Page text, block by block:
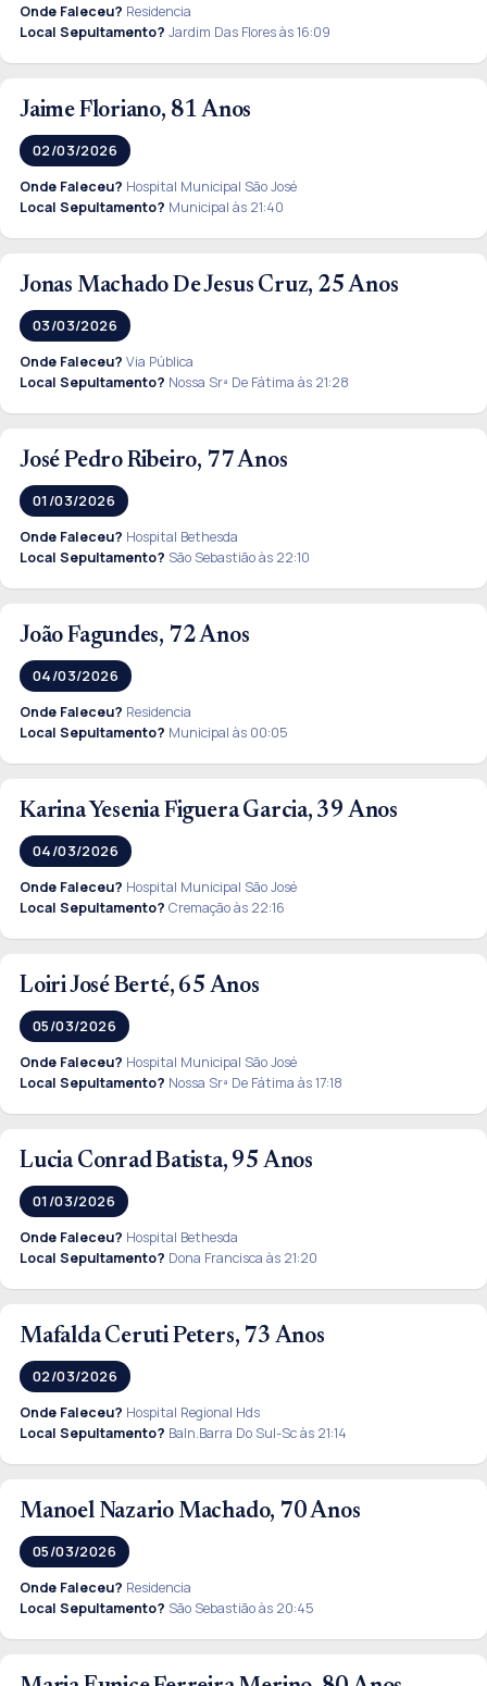
Onde Faleceu? Residencia
Local Sepultamento? Jardim Das Flores às 16:09
Jaime Floriano, 81 Anos
02/03/2026
Onde Faleceu? Hospital Municipal São José
Local Sepultamento? Municipal às 21:40
Jonas Machado De Jesus Cruz, 25 Anos
03/03/2026
Onde Faleceu? Via Pública
Local Sepultamento? Nossa Srª De Fátima às 21:28
José Pedro Ribeiro, 77 Anos
01/03/2026
Onde Faleceu? Hospital Bethesda
Local Sepultamento? São Sebastião às 22:10
João Fagundes, 72 Anos
04/03/2026
Onde Faleceu? Residencia
Local Sepultamento? Municipal às 00:05
Karina Yesenia Figuera Garcia, 39 Anos
04/03/2026
Onde Faleceu? Hospital Municipal São José
Local Sepultamento? Cremação às 22:16
Loiri José Berté, 65 Anos
05/03/2026
Onde Faleceu? Hospital Municipal São José
Local Sepultamento? Nossa Srª De Fátima às 17:18
Lucia Conrad Batista, 95 Anos
01/03/2026
Onde Faleceu? Hospital Bethesda
Local Sepultamento? Dona Francisca às 21:20
Mafalda Ceruti Peters, 73 Anos
02/03/2026
Onde Faleceu? Hospital Regional Hds
Local Sepultamento? Baln.Barra Do Sul-Sc às 21:14
Manoel Nazario Machado, 70 Anos
05/03/2026
Onde Faleceu? Residencia
Local Sepultamento? São Sebastião às 20:45